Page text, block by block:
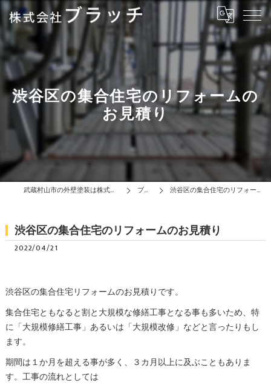
渋谷区の集合住宅のリフォームの
お見積り
武蔵村山市の外壁塗装は株式会社ブラッチ ブログ 渋谷区の集合住宅のリフォームのお見積り
渋谷区の集合住宅のリフォームのお見積り
2022/04/21
渋谷区の集合住宅リフォームのお見積りです。
集合住宅ともなると割と大規模な修繕工事となる事も多いため、特
に「大規模修繕工事」あるいは「大規模改修」などと言ったりもし
ます。
期間は１か月を超える事が多く、３カ月以上に及ぶこともありま
す。工事の流れとしては